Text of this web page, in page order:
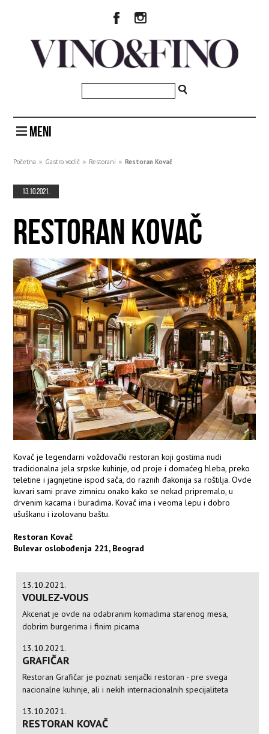
MENI
Početna » Gastro vodič » Restorani » Restoran Kovač
13.10.2021.
RESTORAN KOVAČ
Kovač je legendarni voždovački restoran koji gostima nudi
tradicionalna jela srpske kuhinje, od proje i domaćeg hleba, preko
teletine i jagnjetine ispod sača, do raznih đakonija sa roštilja. Ovde
kuvari sami prave zimnicu onako kako se nekad pripremalo, u
drvenim kacama i buradima. Kovač ima i veoma lepu i dobro
ušuškanu i izolovanu baštu.
Restoran Kovač
Bulevar oslobođenja 221, Beograd
13.10.2021.
VOULEZ-VOUS
Akcenat je ovde na odabranim komadima starenog mesa,
dobrim burgerima i finim picama
13.10.2021.
GRAFIČAR
Restoran Grafičar je poznati senjački restoran - pre svega
nacionalne kuhinje, ali i nekih internacionalnih specijaliteta
13.10.2021.
RESTORAN KOVAČ